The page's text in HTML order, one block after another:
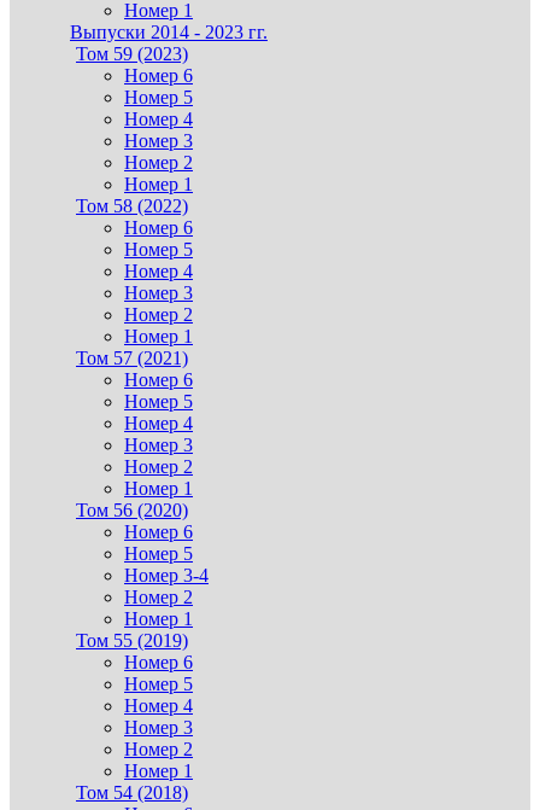
Номер 1
Выпуски 2014 - 2023 гг.
Том 59 (2023)
Номер 6
Номер 5
Номер 4
Номер 3
Номер 2
Номер 1
Том 58 (2022)
Номер 6
Номер 5
Номер 4
Номер 3
Номер 2
Номер 1
Том 57 (2021)
Номер 6
Номер 5
Номер 4
Номер 3
Номер 2
Номер 1
Том 56 (2020)
Номер 6
Номер 5
Номер 3-4
Номер 2
Номер 1
Том 55 (2019)
Номер 6
Номер 5
Номер 4
Номер 3
Номер 2
Номер 1
Том 54 (2018)